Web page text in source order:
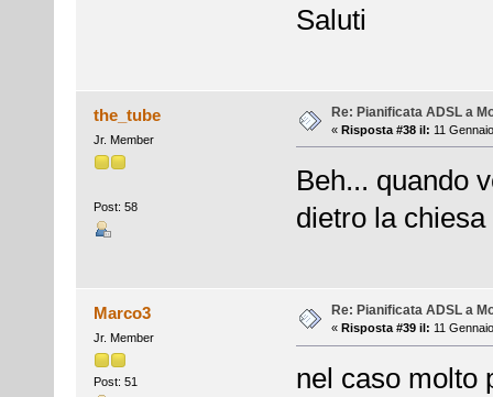
Saluti
the_tube
Jr. Member
Post: 58
Re: Pianificata ADSL a
« Risposta #38 il: 11
Beh... quando
dietro la
Marco3
Jr. Member
Post: 51
Re: Pianificata ADSL a
« Risposta #39 il: 11
nel caso molto